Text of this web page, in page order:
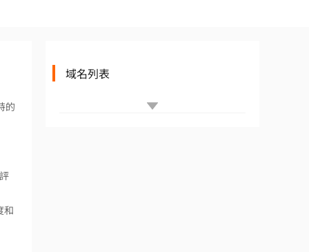
域名列表
的
和